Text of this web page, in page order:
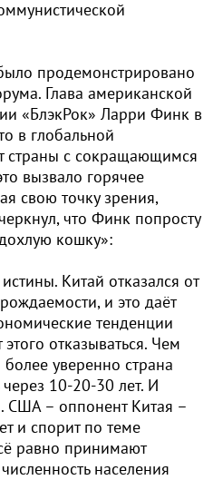
продемонстрировано
Глава американской
«БлэкРок» Ларри Финк в
в глобальной
страны с сокращающимся
вызвало горячее
свою точку зрения,
что Финк попросту
кошку»:
Китай отказался от
и это даёт
тенденции
отказываться. Чем
уверенно страна
через 10-20-30 лет. И
США – оппонент Китая –
и спорит по теме
равно принимают
населения